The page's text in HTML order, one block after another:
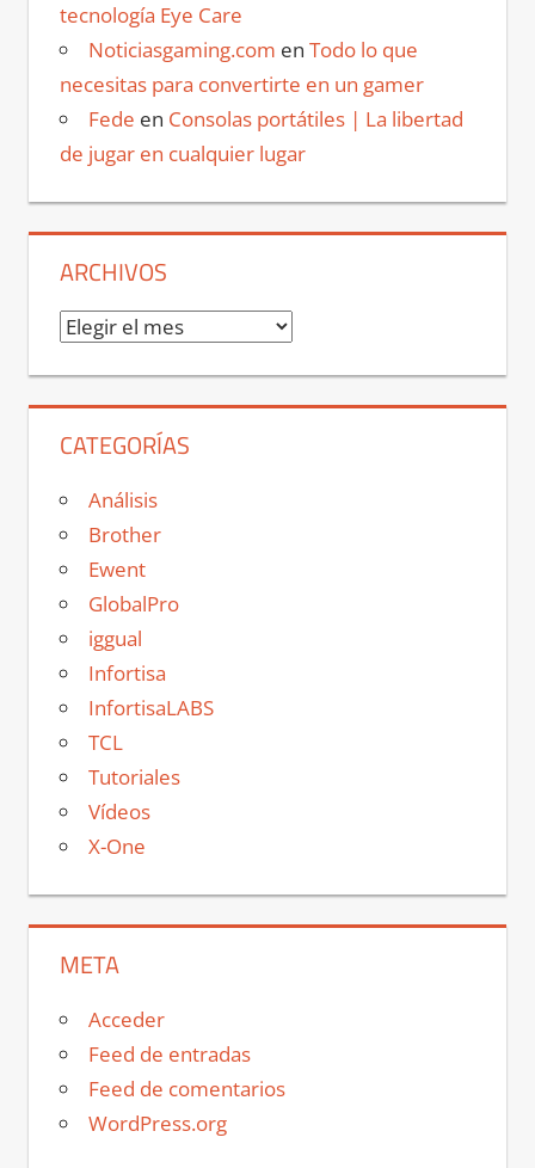
tecnología Eye Care
Noticiasgaming.com en Todo lo que
necesitas para convertirte en un gamer
Fede en Consolas portátiles | La libertad
de jugar en cualquier lugar
ARCHIVOS
Archivos
CATEGORÍAS
Análisis
Brother
Ewent
GlobalPro
iggual
Infortisa
InfortisaLABS
TCL
Tutoriales
Vídeos
X-One
META
Acceder
Feed de entradas
Feed de comentarios
WordPress.org